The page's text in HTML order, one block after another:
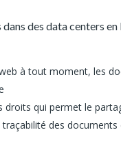
des data centers
à tout moment, les
droits qui permet le
des